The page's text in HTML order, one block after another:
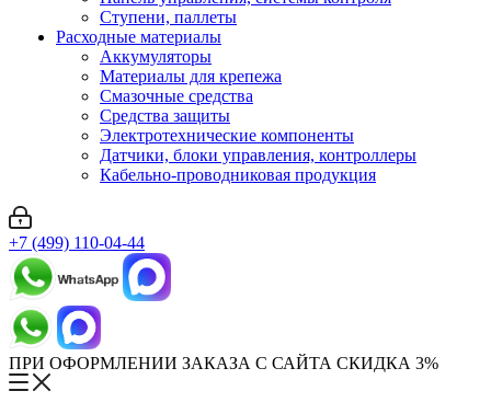
Ступени, паллеты
Расходные материалы
Аккумуляторы
Материалы для крепежа
Смазочные средства
Средства защиты
Электротехнические компоненты
Датчики, блоки управления, контроллеры
Кабельно-проводниковая продукция
+7 (499) 110-04-44
ПРИ ОФОРМЛЕНИИ ЗАКАЗА С САЙТА СКИДКА 3%